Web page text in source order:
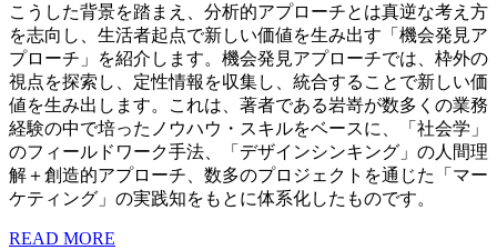
こうした背景を踏まえ、分析的アプローチとは真逆な考え方
を志向し、生活者起点で新しい価値を生み出す「機会発見ア
プローチ」を紹介します。機会発見アプローチでは、枠外の
視点を探索し、定性情報を収集し、統合することで新しい価
値を生み出します。これは、著者である岩嵜が数多くの業務
経験の中で培ったノウハウ・スキルをベースに、「社会学」
のフィールドワーク手法、「デザインシンキング」の人間理
解＋創造的アプローチ、数多のプロジェクトを通じた「マー
ケティング」の実践知をもとに体系化したものです。
READ MORE